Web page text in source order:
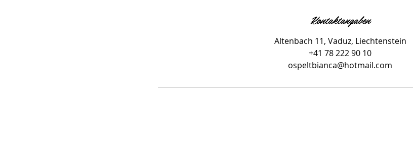
Kontaktangaben
Altenbach 11, Vaduz, Liechtenstein
+41 78 222 90 10
ospeltbianca@hotmail.com